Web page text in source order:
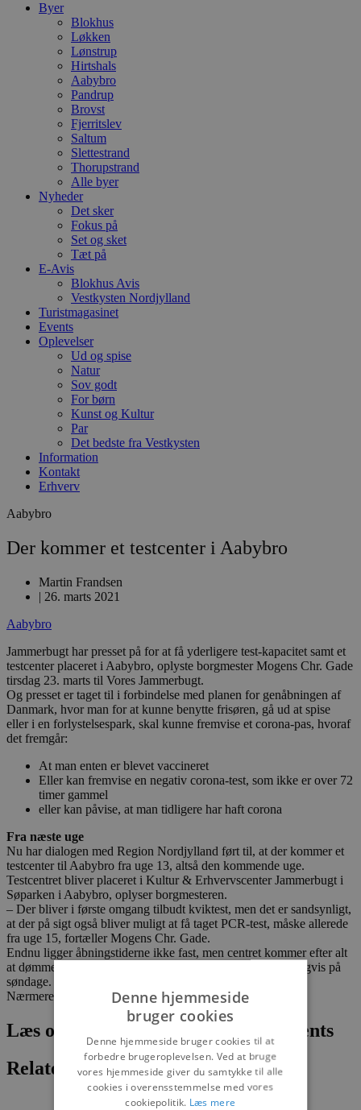
Byer
Blokhus
Løkken
Lønstrup
Hirtshals
Aabybro
Pandrup
Brovst
Fjerritslev
Saltum
Slettestrand
Thorupstrand
Alle byer
Nyheder
Det sker
Fokus på
Set og sket
Tæt på
E-Avis
Blokhus Avis
Vestkysten Nordjylland
Turistmagasinet
Events
Oplevelser
Ud og spise
Natur
Sov godt
For børn
Kunst og Kultur
Par
Det bedste fra Vestkysten
Information
Kontakt
Erhverv
Aabybro
Der kommer et testcenter i Aabybro
Martin Frandsen
| 26. marts 2021
Aabybro
Jammerbugt har presset på for at få yderligere test-kapacitet samt et
testcenter placeret i Aabybro, oplyste borgmester Mogens Chr. Gade
tirsdag 23. marts til Vores Jammerbugt.
Og presset er taget til i forbindelse med planen for genåbningen af
Danmark, hvor man for at kunne benytte frisøren, gå ud at spise
eller i en forlystelsespark, skal kunne fremvise et corona-pas, hvoraf
det fremgår:
At man enten er blevet vaccineret
Eller kan fremvise en negativ corona-test, som ikke er over 72
timer gammel
eller kan påvise, at man tidligere har haft corona
Fra næste uge
Nu har dialogen med Region Nordjylland ført til, at der kommer et
testcenter til Aabybro fra uge 13, altså den kommende uge.
Testcentret bliver placeret i Kultur & Erhvervscenter Jammerbugt i
Søparken i Aabybro, oplyser borgmesteren.
– Der bliver i første omgang tilbudt kviktest, men det er sandsynligt,
at der på sigt også bliver muligt at få taget PCR-test, måske allerede
fra uge 15, fortæller Mogens Chr. Gade.
Endnu ligger åbningstiderne ikke fast, men centret kommer efter alt
at dømme til at have åbent to dage om ugen, herunder muligvis på
søndage.
Nærmere informationer følger.
Læs om fantastiske oplevelser og events
Relaterede artikler
Denne hjemmeside
bruger cookies
Denne hjemmeside bruger cookies til at
forbedre brugeroplevelsen. Ved at bruge
vores hjemmeside giver du samtykke til alle
cookies i overensstemmelse med vores
cookiepolitik. Læs mere